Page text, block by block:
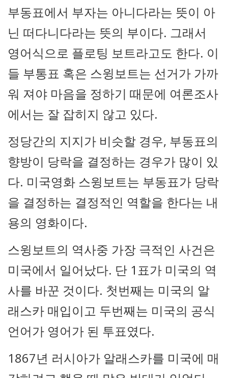
부동표에서 부자는 아니다라는 뜻이 아
닌 떠다니다라는 뜻의 부이다. 그래서
영어식으로 플로팅 보트라고도 한다. 이
들 부통표 혹은 스윙보트는 선거가 가까
워 져야 마음을 정하기 때문에 여론조사
에서는 잘 잡히지 않고 있다.
정당간의 지지가 비슷할 경우, 부동표의
향방이 당락을 결정하는 경우가 많이 있
다. 미국영화 스윙보트는 부동표가 당락
을 결정하는 결정적인 역할을 한다는 내
용의 영화이다.
스윙보트의 역사중 가장 극적인 사건은
미국에서 일어났다. 단 1표가 미국의 역
사를 바꾼 것이다. 첫번째는 미국의 알
래스카 매입이고 두번째는 미국의 공식
언어가 영어가 된 투표였다.
1867년 러시아가 알래스카를 미국에 매